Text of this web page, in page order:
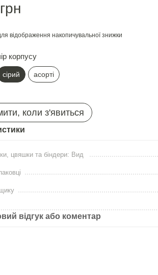
відображення накопичувальної знижки
корпусу
сірий асорті
коли з'явиться
цвяшки та біндери: Вид
відгук або коментар